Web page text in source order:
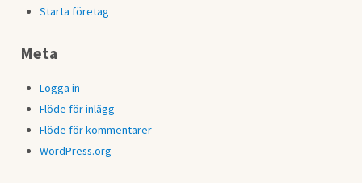
Starta företag
Meta
Logga in
Flöde för inlägg
Flöde för kommentarer
WordPress.org